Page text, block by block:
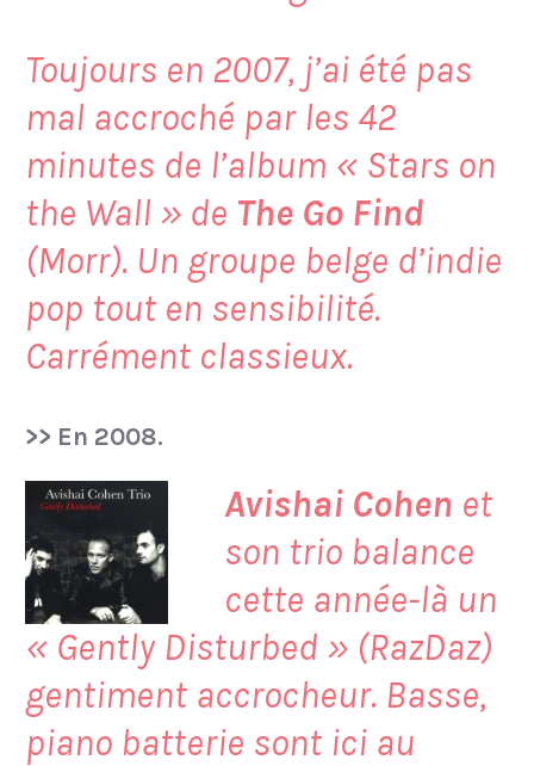
Toujours en 2007, j’ai été pas
mal accroché par les 42
minutes de l’album « Stars on
the Wall » de The Go Find
(Morr). Un groupe belge d’indie
pop tout en sensibilité.
Carrément classieux.
>> En 2008.
Avishai Cohen et
son trio balance
cette année-là un
« Gently Disturbed » (RazDaz)
gentiment accrocheur. Basse,
piano batterie sont ici au